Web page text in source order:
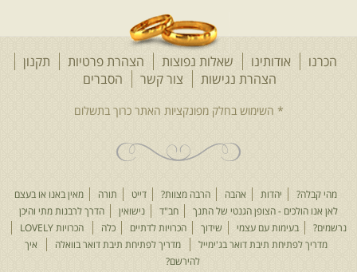
הכרנו אודותינו שאלות נפוצות הצהרת פרטיות
תקנון
הצהרת נגישות
צור קשר הסברים
מהי קבלה? יהדות אהבה הרבה מצוות? דייט תורה
מאין באנו או בעצם
לאן אנו הולכים - הצופן הגנטי של התנך
חב"ד נישואין
הדרך לרבנות מתי והיכן
נרשמים?
בעימות עם עצמי שידוך הכרויות לדתיים כלה
הכרויות LOVELY
מדריך לפתיחת תיבת דואר בג'ימייל
מדריך לפתיחת תיבת דואר בוואלה
איך
להירשם?